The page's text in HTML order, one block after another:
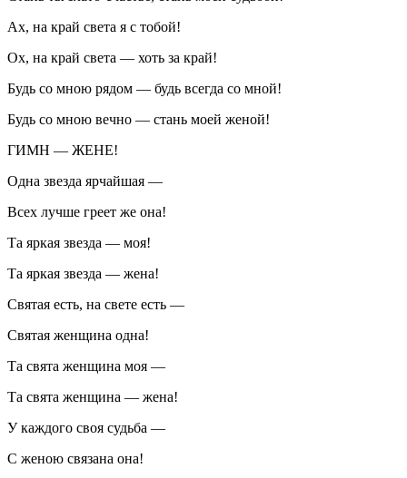
Ах, на край света я с тобой!
Ох, на край света — хоть за край!
Будь со мною рядом — будь всегда со мной!
Будь со мною вечно — стань моей женой!
ГИМН — ЖЕНЕ!
Одна звезда ярчайшая —
Всех лучше греет же она!
Та яркая звезда — моя!
Та яркая звезда — жена!
Святая есть, на свете есть —
Святая женщина одна!
Та свята женщина моя —
Та свята женщина — жена!
У каждого своя судьба —
С женою связана она!